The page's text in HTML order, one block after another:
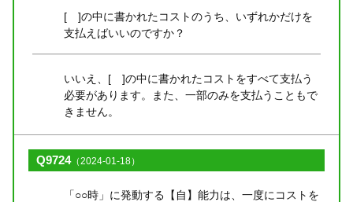
[ ]の中に書かれたコストのうち、いずれかだけを
支払えばいいのですか？
いいえ、[ ]の中に書かれたコストをすべて支払う
必要があります。また、一部のみを支払うこともで
きません。
Q9724（2024-01-18）
「○○時」に発動する【自】能力は、一度にコストを